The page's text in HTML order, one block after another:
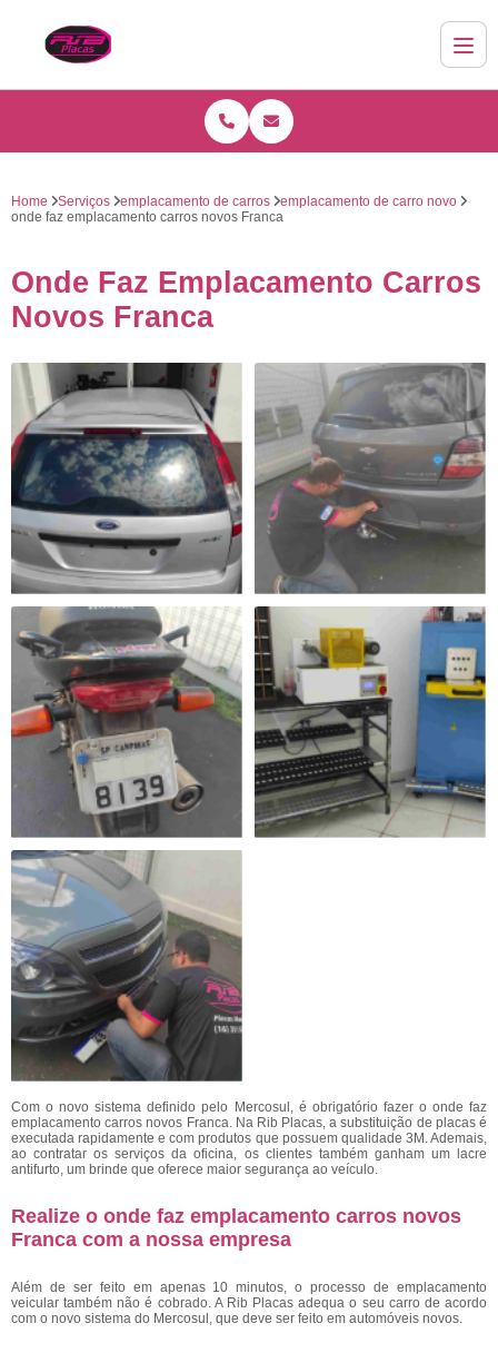
Home Serviços emplacamento de carros
emplacamento de carro novo
onde faz emplacamento carros novos Franca
Onde Faz Emplacamento Carros
Novos Franca
Com o novo sistema definido pelo Mercosul, é obrigatório fazer o onde faz
emplacamento carros novos Franca. Na Rib Placas, a substituição de placas é
executada rapidamente e com produtos que possuem qualidade 3M. Ademais,
ao contratar os serviços da oficina, os clientes também ganham um lacre
antifurto, um brinde que oferece maior segurança ao veículo.
Realize o onde faz emplacamento carros novos
Franca com a nossa empresa
Além de ser feito em apenas 10 minutos, o processo de emplacamento
veicular também não é cobrado. A Rib Placas adequa o seu carro de acordo
com o novo sistema do Mercosul, que deve ser feito em automóveis novos.